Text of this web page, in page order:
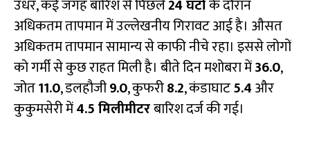
उधर, कई जगह बारिश से पिछले24 घंटोंके दौरान
अधिकतम तापमान में उल्लेखनीय गिरावट आई है। औसत
अधिकतम तापमान सामान्य से काफी नीचे रहा। इससे लोगों
को गर्मी से कुछ राहत मिली है। बीते दिन मशोबरा में36.0,
जोत11.0, डलहौजी9.0, कुफरी8.2, कंडाघाट5.4और
कुकुमसेरी में4.5 मिलीमीटरबारिश दर्ज की गई।